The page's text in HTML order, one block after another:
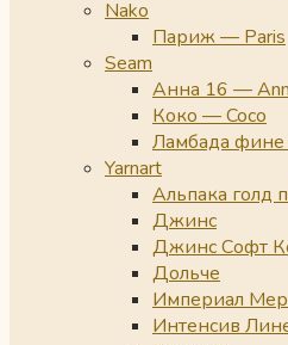
Nako
Париж — Paris
Seam
Анна 16 —
Коко — Coco
Ламбада фине
Yarnart
Альпака голд
Джинс
Джинс Софт
Дольче
Империал
Интенсив